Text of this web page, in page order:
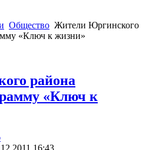
Общество Жители Юргинского
«Ключ к жизни»
района
«Ключ к